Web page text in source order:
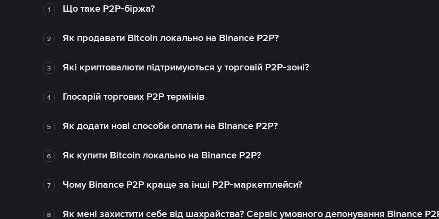
1 Що таке P2P-біржа?
2 Як продавати Bitcoin локально на Binance P2P?
3 Які криптовалюти підтримуються у торговій P2P-зоні?
4 Глосарій торгових P2P термінів
5 Як додати нові способи оплати на Binance P2P?
6 Як купити Bitcoin локально на Binance P2P?
7 Чому Binance P2P краще за інші P2P-маркетплейси?
8 Як мені захистити себе від шахрайства? Сервіс умовного депонування Binance